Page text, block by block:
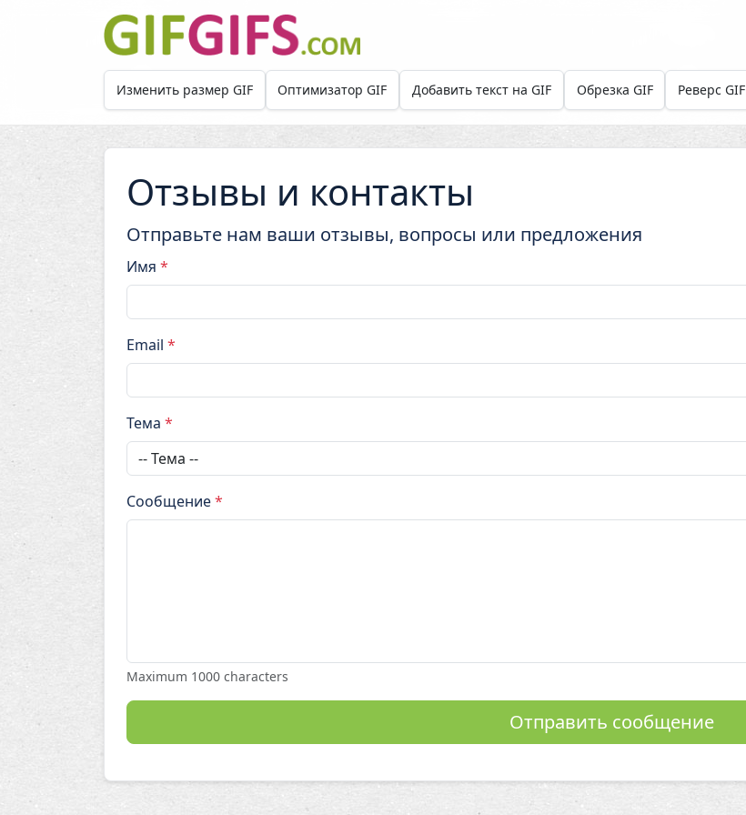
Skip to main content
Изменить размер GIF Оптимизатор GIF Добавить текст на GIF Обрезка GIF Реверс GIF
Отзывы и контакты
Отправьте нам ваши отзывы, вопросы или предложения
Имя *
Email *
Тема *
Сообщение*
Maximum 1000 characters
Отправить сообщение